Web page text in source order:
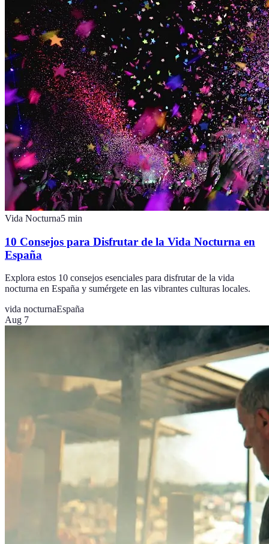
Vida Nocturna5 min
10 Consejos para Disfrutar de la Vida Nocturna en
España
Explora estos 10 consejos esenciales para disfrutar de la vida
nocturna en España y sumérgete en las vibrantes culturas locales.
vida nocturnaEspaña
Aug 7